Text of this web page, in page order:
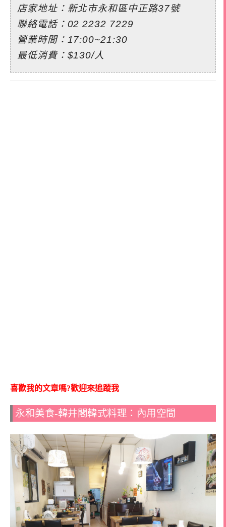
店家地址：新北市永和區中正路37號
聯絡電話： 02 2232 7229
營業時間：17:00~21:30
最低消費：$130/人
喜歡我的文章嗎?歡迎來追蹤我
永和美食-韓井閣韓式料理：內用空間